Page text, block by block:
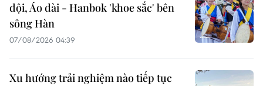
dội, Áo dài - Hanbok 'khoe sắc' bên
sông Hàn
07/08/2026 04:39
Xu hướng trải nghiệm nào tiếp tục